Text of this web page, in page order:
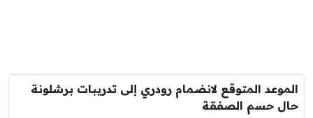
الموعد المتوقع لانضمام رودري إلى تدريبات برشلونة
حال حسم الصفقة